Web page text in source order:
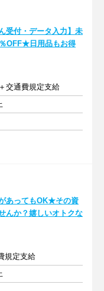
受付・データ入力】未
OFF★日用品もお得
交通費規定支給
あってもOK★その資
んか？嬉しいオトクな
規定支給